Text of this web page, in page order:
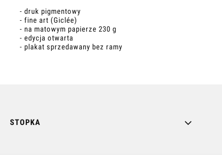
- druk pigmentowy
- fine art (Giclée)
- na matowym papierze 230 g
- edycja otwarta
- plakat sprzedawany bez ramy
STOPKA